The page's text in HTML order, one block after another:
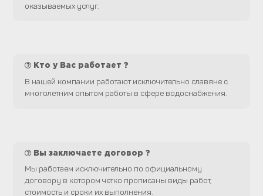
оказываемых услуг.
Кто у Вас работает ?
В нашей компании работают исключительно славяне с
многолетним опытом работы в сфере водоснабжения.
Вы заключаете договор ?
Мы работаем исключительно по официальному
договору в котором четко прописаны виды работ,
стоимость и сроки их выполнения.